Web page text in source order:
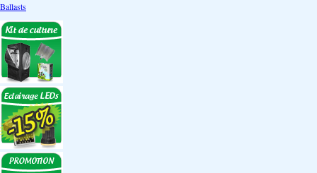
Ballasts
Réflecteurs
CoolTube
Accessoires
Eclairages LEDs
Eclairages ECO
Kits ECO
Ampoules ECO